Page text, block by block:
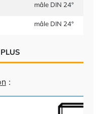
mâle DIN 24°
mâle DIN 24°
: